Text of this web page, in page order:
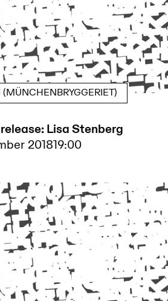
Lisa Stenberg
201819:00